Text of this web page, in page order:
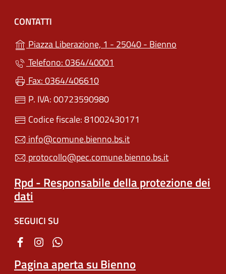
CONTATTI
Piazza Liberazione, 1 - 25040 - Bienno
Telefono: 0364/40001
Fax: 0364/406610
P. IVA: 00723590980
Codice fiscale: 81002430171
info@comune.bienno.bs.it
protocollo@pec.comune.bienno.bs.it
Rpd - Responsabile della protezione dei
dati
SEGUICI SU
Pagina aperta su Bienno